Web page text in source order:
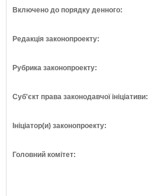
Включено до порядку денного:
Редакція законопроекту:
Рубрика законопроекту:
Суб'єкт права законодавчої ініціативи:
Ініціатор(и) законопроекту:
Головний комітет: